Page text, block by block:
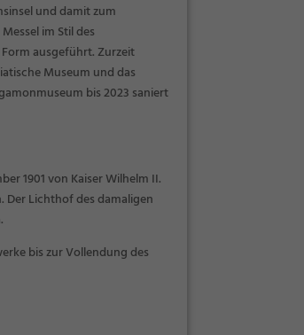
und damit zum
im Stil des
ausgeführt. Zurzeit
Museum und das
bis 2023 saniert
1901 von Kaiser Wilhelm II.
Der Lichthof des damaligen
bis zur Vollendung des